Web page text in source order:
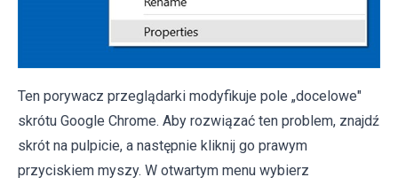
Ten porywacz przeglądarki modyfikuje pole „docelowe"
skrótu Google Chrome. Aby rozwiązać ten problem, znajdź
skrót na pulpicie, a następnie kliknij go prawym
przyciskiem myszy. W otwartym menu wybierz